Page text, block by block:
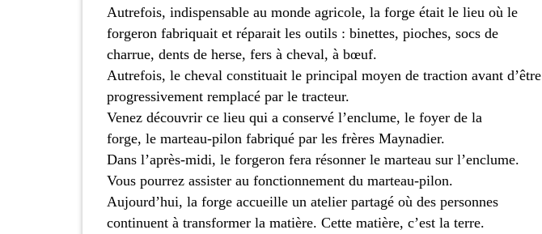
Autrefois, indispensable au monde agricole, la forge était le lieu où le
forgeron fabriquait et réparait les outils : binettes, pioches, socs de
charrue, dents de herse, fers à cheval, à bœuf.
Autrefois, le cheval constituait le principal moyen de traction avant d’être
progressivement remplacé par le tracteur.
Venez découvrir ce lieu qui a conservé l’enclume, le foyer de la
forge, le marteau-pilon fabriqué par les frères Maynadier.
Dans l’après-midi, le forgeron fera résonner le marteau sur l’enclume.
Vous pourrez assister au fonctionnement du marteau-pilon.
Aujourd’hui, la forge accueille un atelier partagé où des personnes
continuent à transformer la matière. Cette matière, c’est la terre.